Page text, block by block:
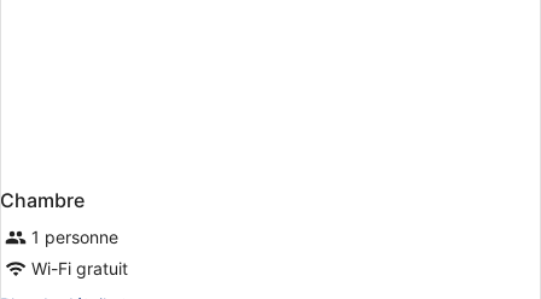
Chambre
1 personne
Wi-Fi gratuit